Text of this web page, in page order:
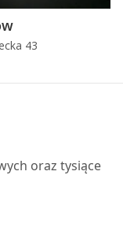
43
oraz tysiące